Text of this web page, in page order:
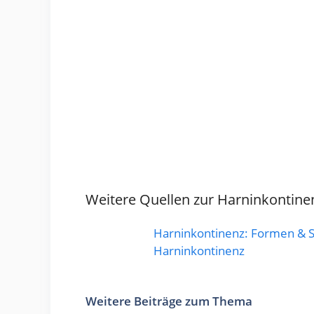
Weitere Quellen zur
Harninkontinenz: Formen &
Harninkontinenz
Weitere Beiträge zum Thema